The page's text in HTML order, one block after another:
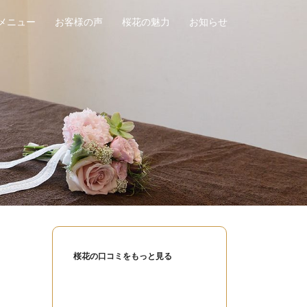
ニュー お客様の声 桜花の魅力 お知らせ
桜花の口コミをもっと見る